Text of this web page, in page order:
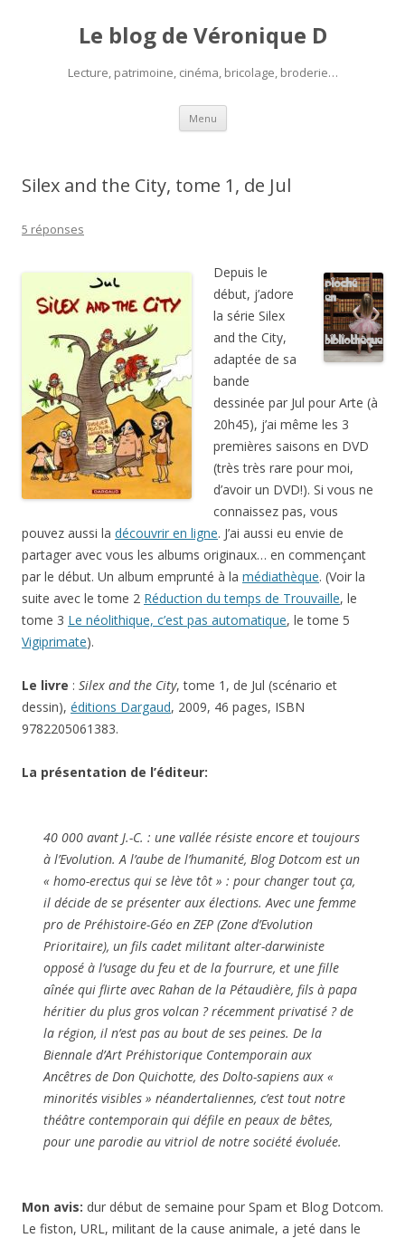
Le blog de Véronique D
Lecture, patrimoine, cinéma, bricolage, broderie…
Menu Aller
contenu
Silex and the City, tome 1, de Jul
5 réponses
Depuis le
début, j’adore
la série Silex
and the City,
adaptée de sa
bande
dessinée par Jul pour Arte (à
20h45), j’ai même les 3
premières saisons en DVD
(très très rare pour moi,
d’avoir un DVD!). Si vous ne
connaissez pas, vous
pouvez aussi la découvrir en ligne. J’ai aussi eu envie de
partager avec vous les albums originaux… en commençant
par le début. Un album emprunté à la médiathèque. (Voir la
suite avec le tome 2 Réduction du temps de Trouvaille, le
tome 3 Le néolithique, c’est pas automatique, le tome 5
Vigiprimate).
Le livre : Silex and the City, tome 1, de Jul (scénario et
dessin), éditions Dargaud, 2009, 46 pages, ISBN
9782205061383.
La présentation de l’éditeur:
40 000 avant J.-C. : une vallée résiste encore et toujours
à l’Evolution. A l’aube de l’humanité, Blog Dotcom est un
« homo-erectus qui se lève tôt » : pour changer tout ça,
il décide de se présenter aux élections. Avec une femme
pro de Préhistoire-Géo en ZEP (Zone d’Evolution
Prioritaire), un fils cadet militant alter-darwiniste
opposé à l’usage du feu et de la fourrure, et une fille
aînée qui flirte avec Rahan de la Pétaudière, fils à papa
héritier du plus gros volcan ? récemment privatisé ? de
la région, il n’est pas au bout de ses peines. De la
Biennale d’Art Préhistorique Contemporain aux
Ancêtres de Don Quichotte, des Dolto-sapiens aux «
minorités visibles » néandertaliennes, c’est tout notre
théâtre contemporain qui défile en peaux de bêtes,
pour une parodie au vitriol de notre société évoluée.
Mon avis: dur début de semaine pour Spam et Blog Dotcom.
Le fiston, URL, militant de la cause animale, a jeté dans le